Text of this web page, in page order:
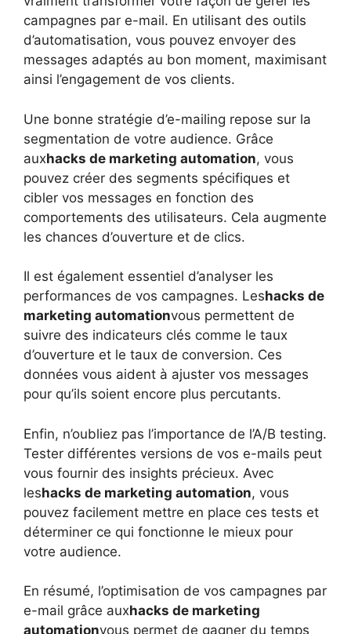
campagnes par e-mail. En utilisant des outils
d’automatisation, vous pouvez envoyer des
messages adaptés au bon moment, maximisant
ainsi l’engagement de vos clients.
Une bonne stratégie d’e-mailing repose sur la
segmentation de votre audience. Grâce
auxhacks de marketing automation, vous
pouvez créer des segments spécifiques et
cibler vos messages en fonction des
comportements des utilisateurs. Cela augmente
les chances d’ouverture et de clics.
Il est également essentiel d’analyser les
performances de vos campagnes. Leshacks de
marketing automationvous permettent de
suivre des indicateurs clés comme le taux
d’ouverture et le taux de conversion. Ces
données vous aident à ajuster vos messages
pour qu’ils soient encore plus percutants.
Enfin, n’oubliez pas l’importance de l’A/B testing.
Tester différentes versions de vos e-mails peut
vous fournir des insights précieux. Avec
leshacks de marketing automation, vous
pouvez facilement mettre en place ces tests et
déterminer ce qui fonctionne le mieux pour
votre audience.
En résumé, l’optimisation de vos campagnes par
e-mail grâce auxhacks de marketing
automationvous permet de gagner du temps